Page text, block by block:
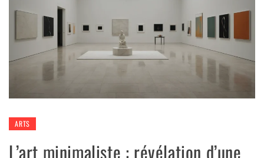
ARTS
L’art minimaliste : révélation d’une